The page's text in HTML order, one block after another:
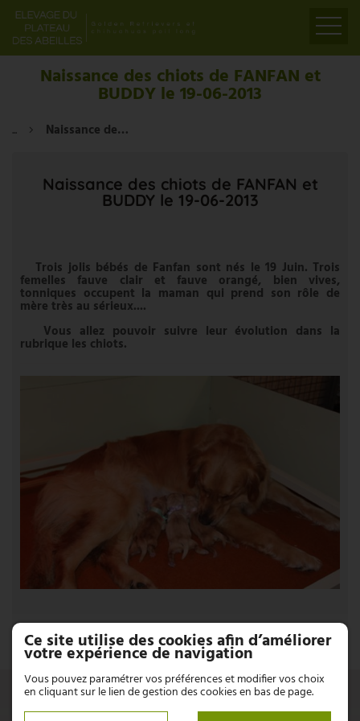
ACCUEIL
PRÉSENTATION
VIDÉOS
Naissance des chiots de FANFAN et
BUDDY le 19-06-2013
... Naissance des chiots de FANFAN et BUDDY le 19-06-2013
Naissance des chiots de FANFAN et
BUDDY le 19-06-2013
Trois jolis bébés de Fanfan sont nés le 19 Juin. Trois
femelles fauve clair et fauve orangé, bien vives,
tonniques occupent la maman qui prend son rôle de
mère très au sérieux....
Vous allez pouvoir suivre leur évolution dans la
rubrique les chiots.
UNE QUESTION ?
Ce site utilise des cookies afin d’améliorer
votre expérience de navigation
Vous pouvez paramétrer vos préférences et modifier vos choix
en cliquant sur le lien de gestion des cookies en bas de page.